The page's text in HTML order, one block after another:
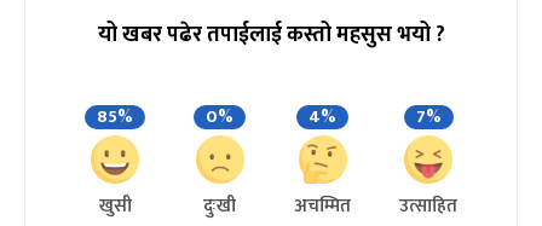
यो खबर पढेर तपाईलाई कस्तो महसुस भयो ?
85%
खुसी
0%
दुःखी
4%
अचम्मित
7%
उत्साहित